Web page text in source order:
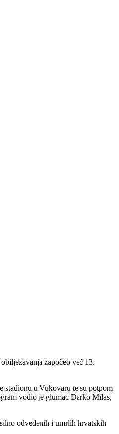
započeo već 13.
stadionu u Vukovaru te su potpom
vodio je glumac Darko Milas,
odvedenih i umrlih hrvatskih